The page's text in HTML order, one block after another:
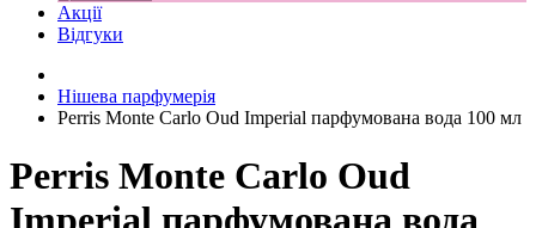
Акції
Відгуки
Нішева парфумерія
Perris Monte Carlo Oud Imperial парфумована вода 100 мл
Perris Monte Carlo Oud